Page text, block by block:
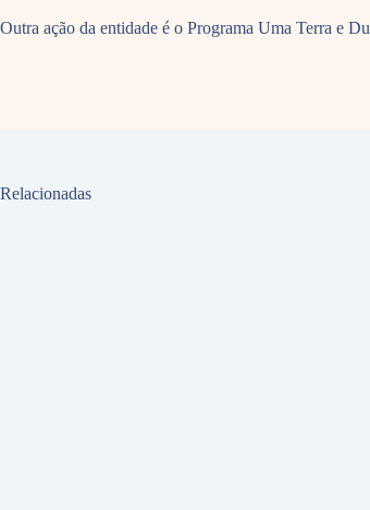
Outra ação da entidade é o Programa Uma Terra e
Relacionadas